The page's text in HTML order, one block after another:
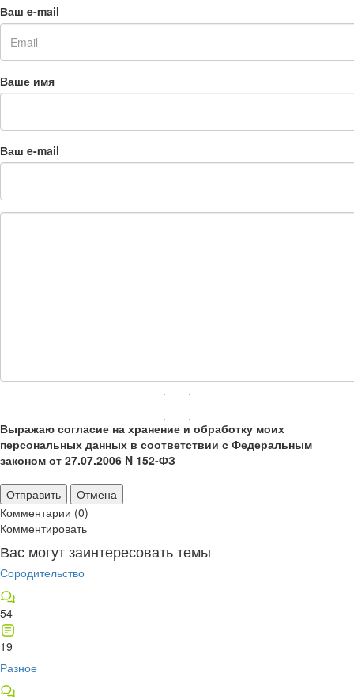
Ваш e-mail
Ваше имя
Ваш e-mail
Выражаю согласие на хранение и обработку моих
персональных данных в соответствии с Федеральным
законом от 27.07.2006 N 152-ФЗ
Отправить
Отмена
Комментарии (0)
Комментировать
Вас могут заинтересовать темы
Сородительство
54
19
Разное